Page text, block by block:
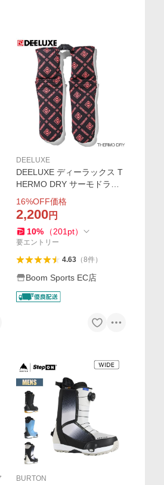
DEELUXE
DEELUXE ディーラックス T
HERMO DRY サーモドライ
高機能乾燥剤 スキー スノー
ボード ブーツ
16%OFF価格
2,200円
10% （201 pt）
要エントリー
4.63（8件）
Boom Sports EC店
BURTON